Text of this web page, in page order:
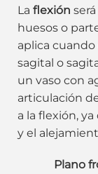
La flexión
huesos o
aplica
sagital o
un vaso con
articulación
a la flexión,
y el
Plano